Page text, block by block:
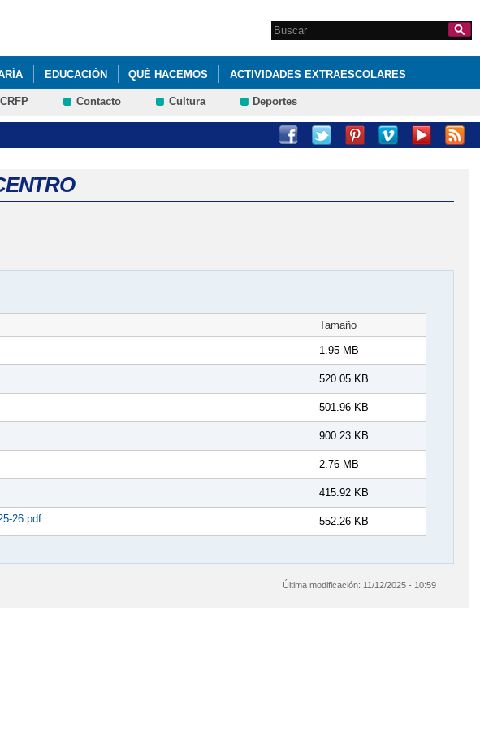
Formulario de
búsqueda
Search this site
EDUCACIÓN QUÉ HACEMOS ACTIVIDADES EXTRAESCOLARES
RECURSOS Y JUEGOS PARA REPASAR CONTENIDOS DE 4º DE PRIMARIA.
CRFP Contacto Cultura Deportes
Tamaño
1.95 MB
520.05 KB
501.96 KB
900.23 KB
2.76 MB
415.92 KB
26.pdf 552.26 KB
Última modificación: 11/12/2025 - 10:59